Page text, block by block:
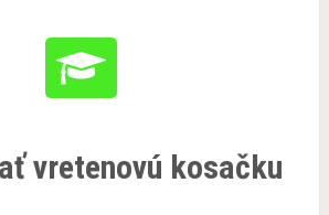
vretenovú kosačku